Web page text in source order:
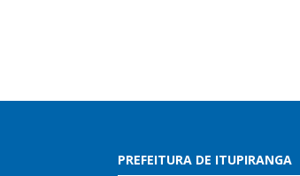
PREFEITURA DE ITUPIRANGA